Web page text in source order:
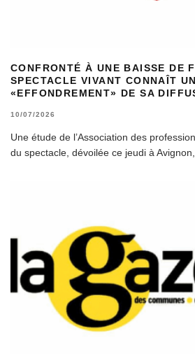
CONFRONTÉ À UNE BAISSE DE
SPECTACLE VIVANT CONNAÎT UN
«EFFONDREMENT» DE SA
10/07/2026
Une étude de l’Association des
du spectacle, dévoilée ce jeudi à